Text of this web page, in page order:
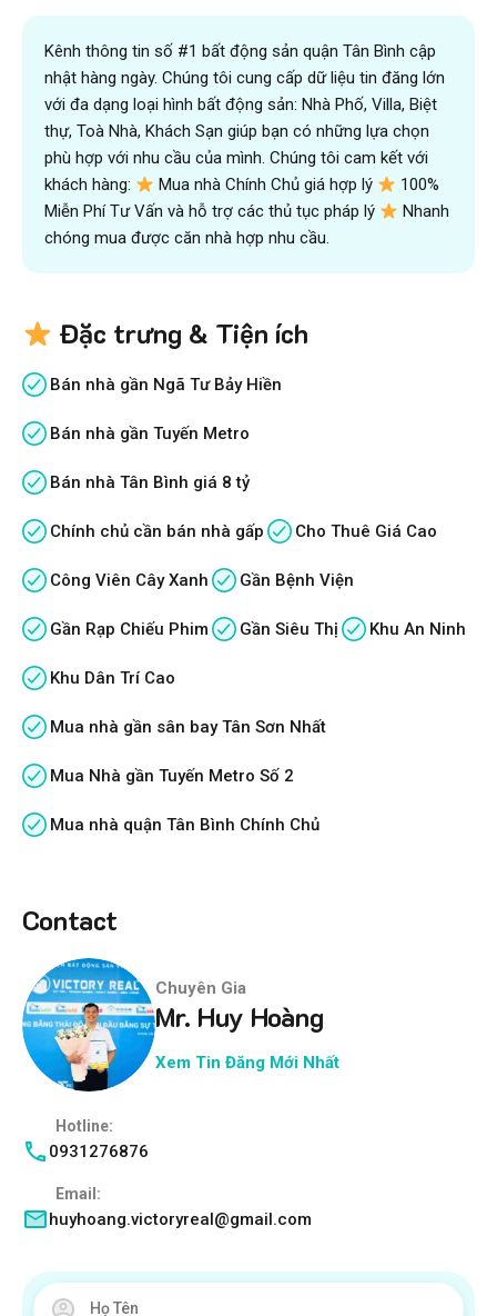
Trên 10.500 Khách Hàng Đã Tìm Mua
Nhanh
Kênh thông tin số #1 bất động sản quận Tân Bình cập
nhật hàng ngày. Chúng tôi cung cấp dữ liệu tin đăng lớn
với đa dạng loại hình bất động sản: Nhà Phố, Villa, Biệt
thự, Toà Nhà, Khách Sạn giúp bạn có những lựa chọn
phù hợp với nhu cầu của mình. Chúng tôi cam kết với
khách hàng:
Mua nhà Chính Chủ giá hợp lý
100%
Miễn Phí Tư Vấn và hỗ trợ các thủ tục pháp lý
Nhanh
chóng mua được căn nhà hợp nhu cầu.
Đặc trưng & Tiện ích
Bán nhà gần Ngã Tư Bảy Hiền
Bán nhà gần Tuyến Metro
Bán nhà Tân Bình giá 8 tỷ
Chính chủ cần bán nhà gấp Cho Thuê Giá Cao
Công Viên Cây Xanh Gần Bệnh Viện
Gần Rạp Chiếu Phim Gần Siêu Thị Khu An Ninh
Khu Dân Trí Cao
Mua nhà gần sân bay Tân Sơn Nhất
Mua Nhà gần Tuyến Metro Số 2
Mua nhà quận Tân Bình Chính Chủ
Contact
Chuyên Gia
Mr. Huy Hoàng
Xem Tin Đăng Mới Nhất
Hotline:
0931276876
Email:
huyhoang.victoryreal@gmail.com